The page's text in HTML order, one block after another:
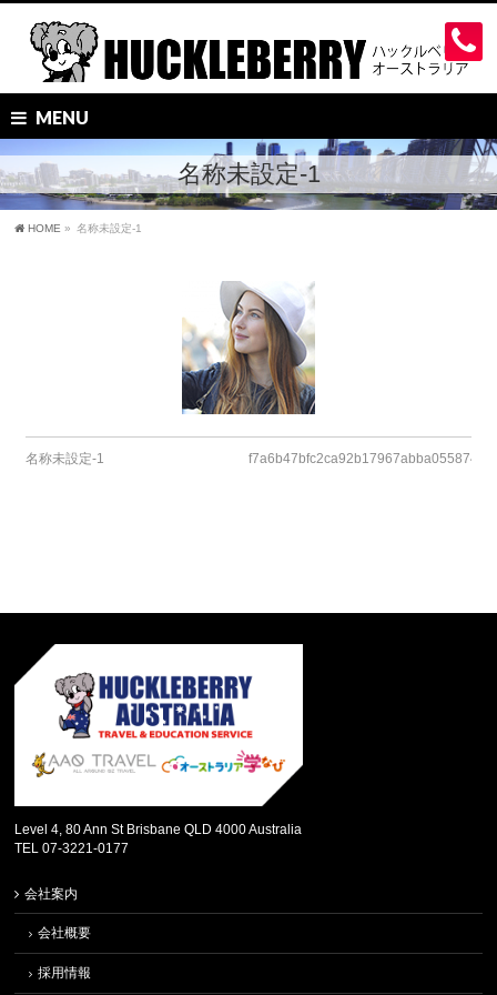
MENU
名称未設定-1
HOME » 名称未設定-1
名称未設定-1
Level 4, 80 Ann St Brisbane QLD 4000 Australia
TEL 07-3221-0177
会社案内
会社概要
採用情報